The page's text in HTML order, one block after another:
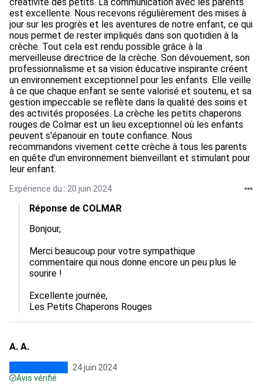
est excellente. Nous recevons régulièrement des mises à
jour sur les progrès et les aventures de notre enfant, ce qui
nous permet de rester impliqués dans son quotidien à la
crèche. Tout cela est rendu possible grâce à la
merveilleuse directrice de la crèche. Son dévouement, son
professionnalisme et sa vision éducative inspirante créent
un environnement exceptionnel pour les enfants. Elle veille
à ce que chaque enfant se sente valorisé et soutenu, et sa
gestion impeccable se reflète dans la qualité des soins et
des activités proposées. La crèche les petits chaperons
rouges de Colmar est un lieu exceptionnel où les enfants
peuvent s'épanouir en toute confiance. Nous
recommandons vivement cette crèche à tous les parents
en quête d'un environnement bienveillant et stimulant pour
leur enfant.
Expérience du : 20 juin 2024
Réponse de COLMAR
Bonjour,
Merci beaucoup pour votre sympathique
commentaire qui nous donne encore un peu plus le
sourire !
Excellente journée,
Les Petits Chaperons Rouges
A. A.
24 juin 2024
Avis vérifié